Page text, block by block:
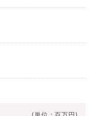
(単位：百万円)